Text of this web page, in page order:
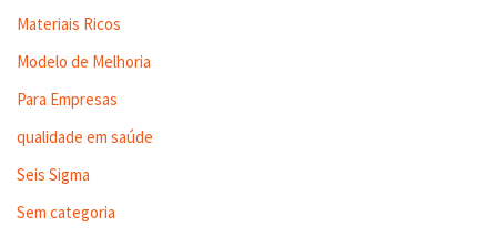
Materiais Ricos
Modelo de Melhoria
Para Empresas
qualidade em saúde
Seis Sigma
Sem categoria